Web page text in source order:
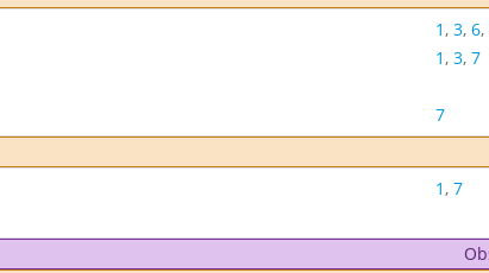
1, 3, 6,
1, 3, 7
7
1, 7